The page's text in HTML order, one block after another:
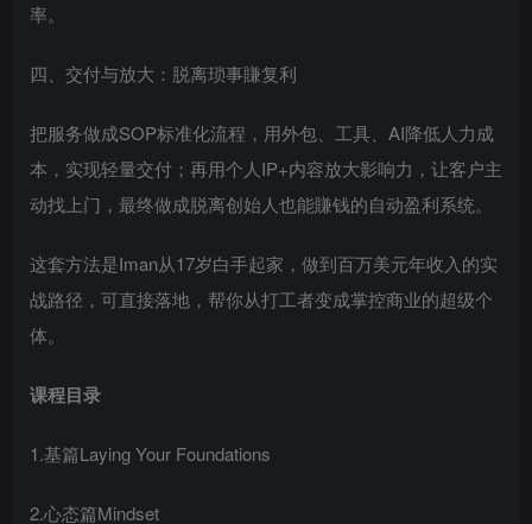
率。
四、交付与放大：脱离琐事賺复利
把服务做成SOP标准化流程，用外包、工具、AI降低人力成
本，实现轻量交付；再用个人IP+内容放大影响力，让客户主
动找上门，最终做成脱离创始人也能賺钱的自动盈利系统。
这套方法是Iman从17岁白手起家，做到百万美元年收入的实
战路径，可直接落地，帮你从打工者变成掌控商业的超级个
体。
课程目录
1.基篇Laying Your Foundations
2.心态篇Mindset